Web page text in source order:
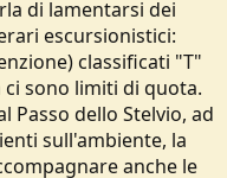
di lamentarsi dei
escursionistici:
classificati "T"
sono limiti di quota.
Passo dello Stelvio, ad
sull'ambiente, la
anche le